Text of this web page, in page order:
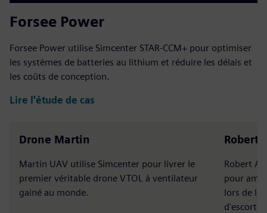
Forsee Power
Forsee Power utilise Simcenter STAR-CCM+ pour optimiser
les systèmes de batteries au lithium et réduire les délais et
les coûts de conception.
Lire l'étude de cas
Drone Martin
Martin UAV utilise Simcenter pour livrer le
premier véritable drone VTOL à ventilateur
gainé au monde.
Robert
Robert
pour
lors de la
d'escorte.